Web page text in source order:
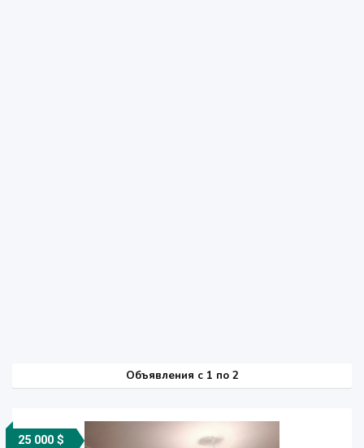
Объявления c 1 по 2
25 000 $